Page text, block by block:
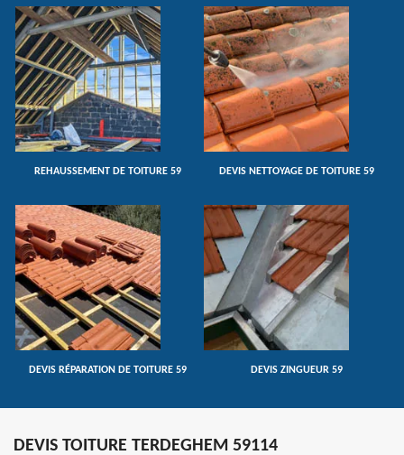
REHAUSSEMENT DE TOITURE 59 DEVIS NETTOYAGE DE TOITURE 59
DEVIS RÉPARATION DE TOITURE 59 DEVIS ZINGUEUR 59
DEVIS TOITURE TERDEGHEM 59114